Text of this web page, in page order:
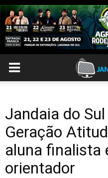
Jandaia do
Geração
aluna finalista
orientador